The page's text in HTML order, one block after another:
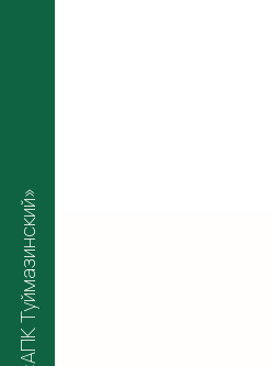
ООО «АПК Туймазинский»